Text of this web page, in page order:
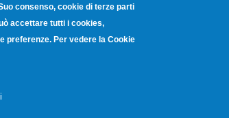
consenso, cookie di terze parti
accettare tutti i cookies,
preferenze. Per vedere la Cookie